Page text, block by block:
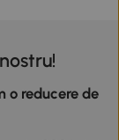
o reducere de